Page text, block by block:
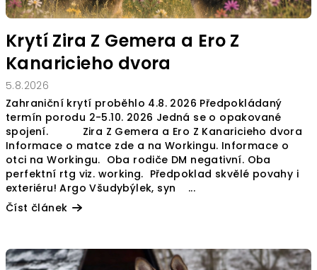
Krytí Zira Z Gemera a Ero Z
Kanaricieho dvora
5.8.2026
Zahraniční krytí proběhlo 4.8. 2026 Předpokládaný
termín porodu 2-5.10. 2026 Jedná se o opakované
spojení. Zira Z Gemera a Ero Z Kanaricieho dvora
Informace o matce zde a na Workingu. Informace o
otci na Workingu. Oba rodiče DM negativní. Oba
perfektní rtg viz. working. Předpoklad skvělé povahy i
exteriéru! Argo Všudybýlek, syn ...
Číst článek